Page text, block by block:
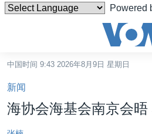
Powered
碍
链
接
跳
转
中国时间 9:43 2026年8月9日 星期日
新闻
海协会海基会南京会晤